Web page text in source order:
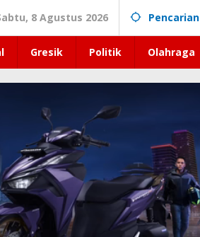
8 Agustus 2026 Pencarian
Gresik Politik Olahraga